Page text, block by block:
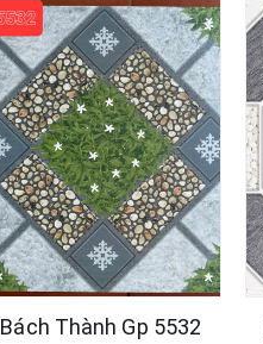
Bách Thành Gp 5532